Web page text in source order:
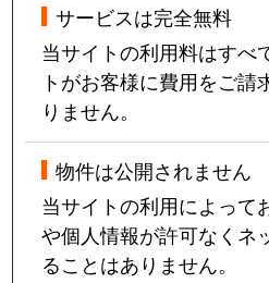
難波中
1,400万円
難波中
1,200万円
難波中
難波中
1,700万円
難波中
2,500万円
サービスは完全無料
当サイトの利用料はすべ
トがお客様に費用をご請
りません。
物件は公開されません
当サイトの利用によって
や個人情報が許可なくネ
ることはありません。